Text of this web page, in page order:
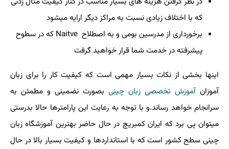
که با اختلاف زیادی نسبت به مراکز دیگر ارایه میشود
برخورداری از مدرسین بومی و به اصطلاح Naitve که در سطوح
پیشرفته در خدمت شما قرار خواهید گرفت
اینها بخشی از نکات بسیار مهمی است که کیفیت کار را برای زبان
آموزانآموزش تخصصی زبان چینی بصورت نضمینی و مطمئن به
سرانجام خواهد رساند.و با توجه به رعایت این پارامترها حالا بدرستی
میتوان پی برد که ایران کمبریج در حال حاضر بهترین آموزشگاه زبان
چینی سطح کشور است که با استانداردها و کیفیت بسیار بالا در حال